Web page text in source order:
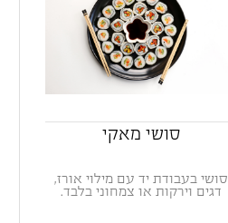
סושי מאקי
סושי בעבודת יד עם מילוי אורז,
דגים וירקות או צמחוני בלבד.